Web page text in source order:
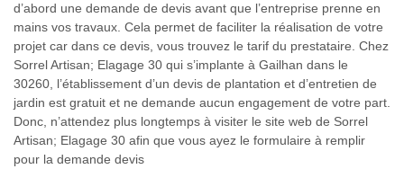
d’abord une demande de devis avant que l’entreprise prenne en
mains vos travaux. Cela permet de faciliter la réalisation de votre
projet car dans ce devis, vous trouvez le tarif du prestataire. Chez
Sorrel Artisan; Elagage 30 qui s’implante à Gailhan dans le
30260, l’établissement d’un devis de plantation et d’entretien de
jardin est gratuit et ne demande aucun engagement de votre part.
Donc, n’attendez plus longtemps à visiter le site web de Sorrel
Artisan; Elagage 30 afin que vous ayez le formulaire à remplir
pour la demande devis